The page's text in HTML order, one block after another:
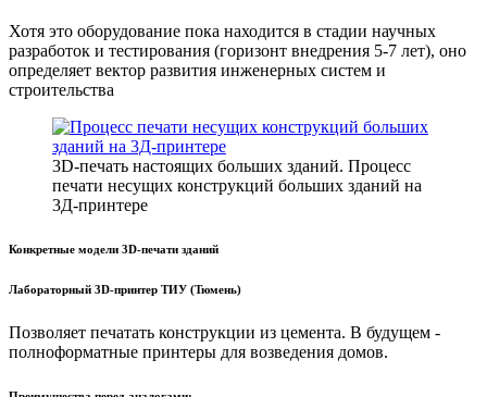
Хотя это оборудование пока находится в стадии научных
разработок и тестирования (горизонт внедрения 5-7 лет), оно
определяет вектор развития инженерных систем и
строительства
3D-печать настоящих больших зданий. Процесс
печати несущих конструкций больших зданий на
3Д-принтере
Конкретные модели 3D-печати зданий
Лабораторный 3D-принтер ТИУ (Тюмень)
Позволяет печатать конструкции из цемента. В будущем -
полноформатные принтеры для возведения домов.